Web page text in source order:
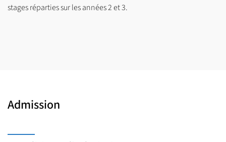
stages réparties sur les années 2 et 3.
Admission